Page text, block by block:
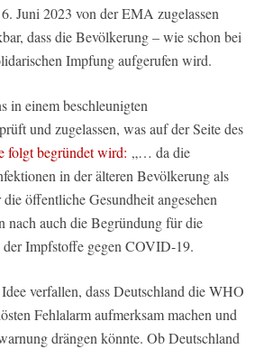
Juni 2023 von der EMA zugelassen
dass die Bevölkerung – wie schon bei
Impfung aufgerufen wird.
in einem beschleunigten
und zugelassen, was auf der Seite des
folgt begründet wird: „… da die
in der älteren Bevölkerung als
öffentliche Gesundheit angesehen
nach auch die Begründung für die
der Impfstoffe gegen COVID-19.
verfallen, dass Deutschland die WHO
Fehlalarm aufmerksam machen und
drängen könnte. Ob Deutschland